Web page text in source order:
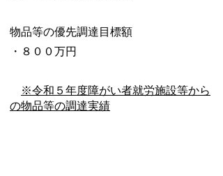
物品等の優先調達目標額
・８００万円
※令和５年度障がい者就労施設等から
の物品等の調達実績